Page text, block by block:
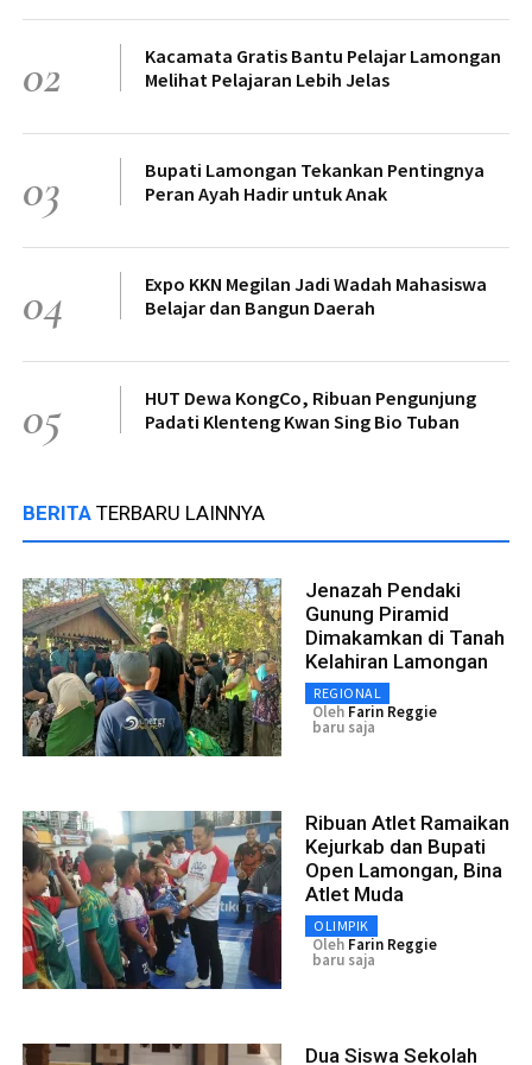
02
Kacamata Gratis Bantu Pelajar Lamongan
Melihat Pelajaran Lebih Jelas
03
Bupati Lamongan Tekankan Pentingnya
Peran Ayah Hadir untuk Anak
04
Expo KKN Megilan Jadi Wadah Mahasiswa
Belajar dan Bangun Daerah
05
HUT Dewa KongCo, Ribuan Pengunjung
Padati Klenteng Kwan Sing Bio Tuban
BERITA TERBARU LAINNYA
Jenazah Pendaki
Gunung Piramid
Dimakamkan di Tanah
Kelahiran Lamongan
REGIONAL
Oleh Farin Reggie
baru saja
Ribuan Atlet Ramaikan
Kejurkab dan Bupati
Open Lamongan, Bina
Atlet Muda
OLIMPIK
Oleh Farin Reggie
baru saja
Dua Siswa Sekolah